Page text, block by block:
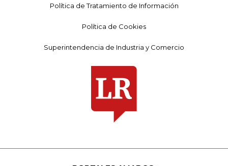
Política de Tratamiento de Información
Política de Cookies
Superintendencia de Industria y Comercio